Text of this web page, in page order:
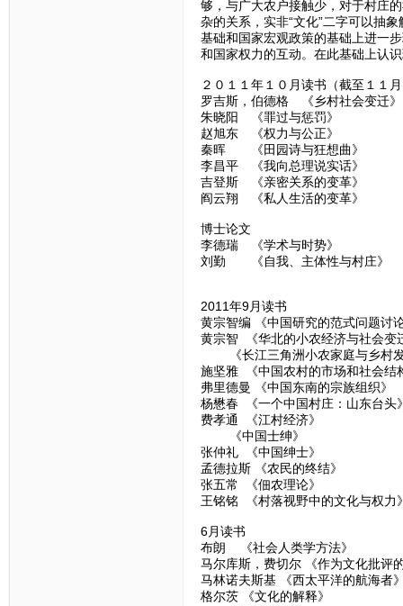
够，与广大农户接触少，对于村庄
杂的关系，实非“文化”二字可以抽
基础和国家宏观政策的基础上进一
和国家权力的互动。在此基础上认
２０１１年１０月读书（截至１１
罗吉斯，伯德格 《乡村社会变迁》
朱晓阳 《罪过与惩罚》
赵旭东 《权力与公正》
秦晖 《田园诗与狂想曲》
李昌平 《我向总理说实话》
吉登斯 《亲密关系的变革》
阎云翔 《私人生活的变革》
博士论文
李德瑞 《学术与时势》
刘勤 《自我、主体性与村庄》
2011年9月读书
黄宗智编 《中国研究的范式问题讨
黄宗智 《华北的小农经济与社会变
《长江三角洲小农家庭与乡村
施坚雅 《中国农村的市场和社会结
弗里德曼 《中国东南的宗族组织》
杨懋春 《一个中国村庄：山东台头
费孝通 《江村经济》
《中国士绅》
张仲礼 《中国绅士》
孟德拉斯 《农民的终结》
张五常 《佃农理论》
王铭铭 《村落视野中的文化与权力
6月读书
布朗 《社会人类学方法》
马尔库斯，费切尔 《作为文化批
马林诺夫斯基 《西太平洋的航海者
格尔茨 《文化的解释》